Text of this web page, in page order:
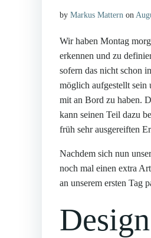
by Markus Mattern on
Wir haben Montag
erkennen und zu
sofern das nicht schon
möglich aufgestellt sein
mit an Bord zu haben.
kann seinen Teil dazu
früh sehr ausgereiften
Nachdem sich nun
noch mal einen extra
an unserem ersten Tag